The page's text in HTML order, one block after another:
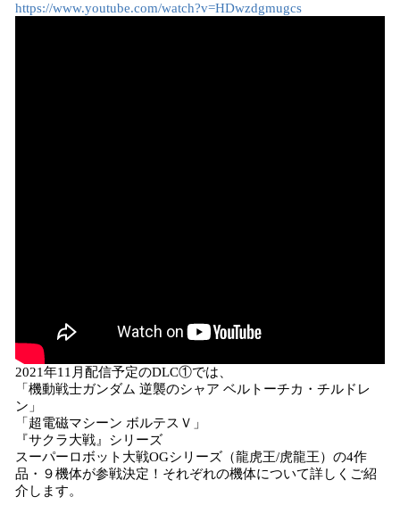
https://www.youtube.com/watch?v=HDwzdgmugcs
2021年11月配信予定のDLC①では、
「機動戦士ガンダム 逆襲のシャア ベルトーチカ・チルドレ
ン」
「超電磁マシーン ボルテスＶ」
『サクラ大戦』シリーズ
スーパーロボット大戦OGシリーズ（龍虎王/虎龍王）の4作
品・９機体が参戦決定！それぞれの機体について詳しくご紹
介します。